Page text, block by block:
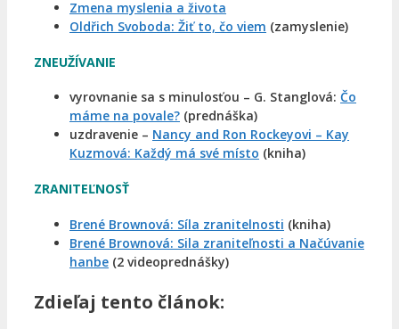
Zmena myslenia a života
Oldřich Svoboda: Žiť to, čo viem (zamyslenie)
ZNEUŽÍVANIE
vyrovnanie sa s minulosťou – G. Stanglová: Čo
máme na povale? (prednáška)
uzdravenie – Nancy and Ron Rockeyovi – Kay
Kuzmová: Každý má své místo (kniha)
ZRANITEĽNOSŤ
Brené Brownová: Síla zranitelnosti (kniha)
Brené Brownová: Sila zraniteľnosti a Načúvanie
hanbe (2 videoprednášky)
Zdieľaj tento článok: